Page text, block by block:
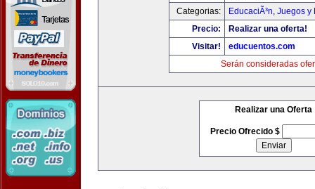
Categorias:
EducaciÃ³n, Juegos y
Precio:
Realizar una oferta!
Visitar!
educuentos.com
Serán consideradas
Realizar una Oferta
Precio Ofrecido $